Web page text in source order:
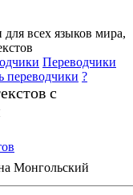
всех языков мира,
Переводчики
переводчики ?
с
Монгольский